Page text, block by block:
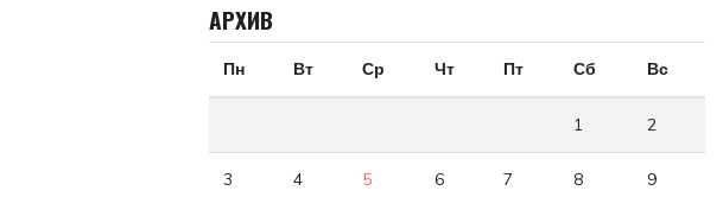
АРХИВ
Пн Вт Ср Чт Пт Сб Вс
1 2
3 4 5 6 7 8 9